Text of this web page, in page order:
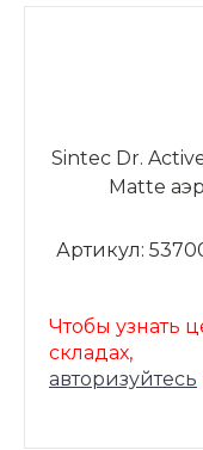
Sintec Dr.
Matte
Артикул:
Чтобы узнать
складах,
авторизуйтесь